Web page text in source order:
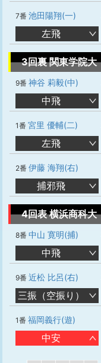
7番 池田陽翔(一)
左飛
3回裏 関東学院大
9番 神谷 莉毅(中)
中飛
1番 宮里 優輔(二)
左飛
2番 伊藤 海翔(右)
捕邪飛
4回表 横浜商科大
8番 中山 寛明(捕)
中飛
9番 近松 比呂(右)
三振（空振り）
1番 福岡義行(遊)
中安